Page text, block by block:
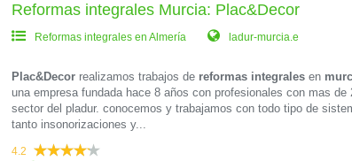
Reformas integrales Murcia: Plac&Decor
Reformas integrales en Almería ladur-murcia.e
Plac&Decor realizamos trabajos de reformas integrales en
una empresa fundada hace 8 años con profesionales con mas de
sector del pladur. conocemos y trabajamos con todo tipo de
tanto insonorizaciones y...
4.2